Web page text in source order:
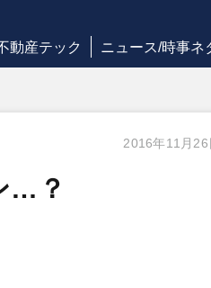
動産テック ニュース/時事ネ
2016年11月26
…？